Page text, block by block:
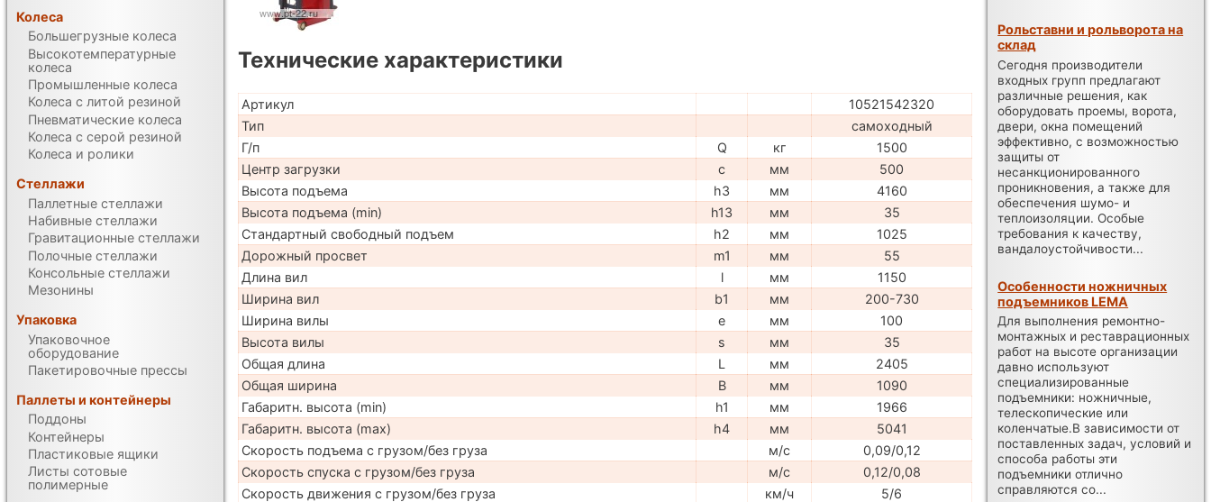
Технические характеристики
Артикул
10521542320
Тип
самоходный
Г/п
Q кг
1500
Центр загрузки
c мм
500
Высота подъема
h3 мм
4160
Высота подъема (min)
h13 мм
35
Стандартный свободный подъем
h2 мм
1025
Дорожный просвет
m1 мм
55
Длина вил
l мм
1150
Ширина вил
b1 мм
200-730
Ширина вилы
e мм
100
Высота вилы
s мм
35
Общая длина
L мм
2405
Общая ширина
B мм
1090
Габаритн. высота (min)
h1 мм
1966
Габаритн. высота (max)
h4 мм
5041
Скорость подъема с грузом/без груза
м/с
0,09/0,12
Скорость спуска с грузом/без груза
м/с
0,12/0,08
Скорость движения с грузом/без груза
км/ч
5/6
Колеса
Большегрузные колеса
Высокотемпературные
колеса
Промышленные колеса
Колеса с литой резиной
Пневматические колеса
Колеса с серой резиной
Колеса и ролики
Стеллажи
Паллетные стеллажи
Набивные стеллажи
Гравитационные стеллажи
Полочные стеллажи
Консольные стеллажи
Мезонины
Упаковка
Упаковочное
оборудование
Пакетировочные прессы
Паллеты и контейнеры
Поддоны
Контейнеры
Пластиковые ящики
Листы сотовые
полимерные
Рольставни и рольворота на
склад
Сегодня производители
входных групп предлагают
различные решения, как
оборудовать проемы, ворота,
двери, окна помещений
эффективно, с возможностью
защиты от
несанкционированного
проникновения, а также для
обеспечения шумо- и
теплоизоляции. Особые
требования к качеству,
вандалоустойчивости...
Особенности ножничных
подъемников LEMA
Для выполнения ремонтно-
монтажных и реставрационных
работ на высоте организации
давно используют
специализированные
подъемники: ножничные,
телескопические или
коленчатые.В зависимости от
поставленных задач, условий и
способа работы эти
подъемники отлично
справляются со...